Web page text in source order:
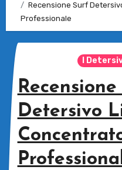
Recensione Surf
Professionale
I
Detersivo